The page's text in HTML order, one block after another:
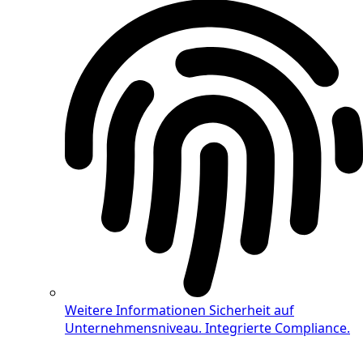
Weitere Informationen Sicherheit auf
Unternehmensniveau. Integrierte Compliance.